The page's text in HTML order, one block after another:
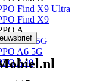
Find X9 Ultra
Find X9
A
A6x 5G
A6 5G
A40